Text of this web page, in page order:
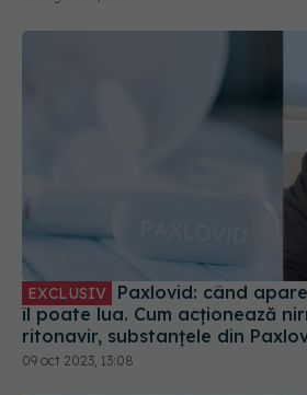
EXCLUSIV Paxlovid: când apare în România, cine
îl poate lua. Cum acționează
ritonavir, substanțele din
semnat contractul. Va fi
recomandarea medicului
09 oct 2023, 13:08